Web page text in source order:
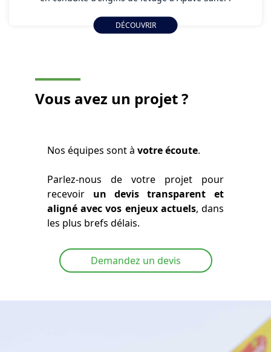
DÉCOUVRIR
Vous avez un projet ?
Nos équipes sont àvotre écoute.
Parlez-nous de votre projet pour
recevoir un devis transparent et
aligné avec vos enjeux actuels, dans
les plus brefs délais.
Demandez un devis